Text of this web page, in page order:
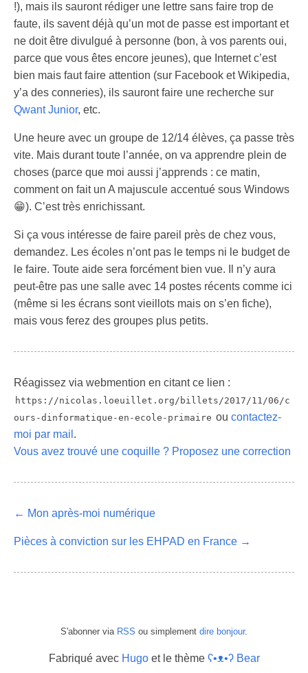
!), mais ils sauront rédiger une lettre sans faire trop de
faute, ils savent déjà qu’un mot de passe est important et
ne doit être divulgué à personne (bon, à vos parents oui,
parce que vous êtes encore jeunes), que Internet c’est
bien mais faut faire attention (sur Facebook et Wikipedia,
y’a des conneries), ils sauront faire une recherche sur
Qwant Junior, etc.
Une heure avec un groupe de 12/14 élèves, ça passe très
vite. Mais durant toute l’année, on va apprendre plein de
choses (parce que moi aussi j’apprends : ce matin,
comment on fait un A majuscule accentué sous Windows
😁). C’est très enrichissant.
Si ça vous intéresse de faire pareil près de chez vous,
demandez. Les écoles n’ont pas le temps ni le budget de
le faire. Toute aide sera forcément bien vue. Il n’y aura
peut-être pas une salle avec 14 postes récents comme ici
(même si les écrans sont vieillots mais on s’en fiche),
mais vous ferez des groupes plus petits.
Réagissez via webmention en citant ce lien :
https://nicolas.loeuillet.org/billets/2017/11/06/c
ours-dinformatique-en-ecole-primaire ou contactez-
moi par mail .
Vous avez trouvé une coquille ? Proposez une correction
← Mon après-moi numérique
Pièces à conviction sur les EHPAD en France →
S'abonner via RSS ou simplement dire bonjour.
Fabriqué avec Hugoet le thème ʕ•ᴥ•ʔ Bear